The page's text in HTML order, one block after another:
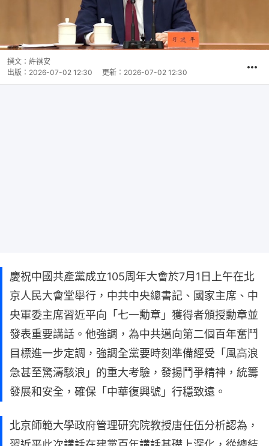
撰文： 許祺安
出版： 2026-07-02 12:30 更新： 2026-07-02 12:30
慶祝中國共產黨成立105周年大會於7月1日上午在北
京人民大會堂舉行，中共中央總書記、國家主席、中
央軍委主席習近平向「七一勳章」獲得者頒授勳章並
發表重要講話。他強調，為中共邁向第二個百年奮鬥
目標進一步定調，強調全黨要時刻準備經受「風高浪
急甚至驚濤駭浪」的重大考驗，發揚鬥爭精神，統籌
發展和安全，確保「中華復興號」行穩致遠。
北京師範大學政府管理研究院教授唐任伍分析認為，